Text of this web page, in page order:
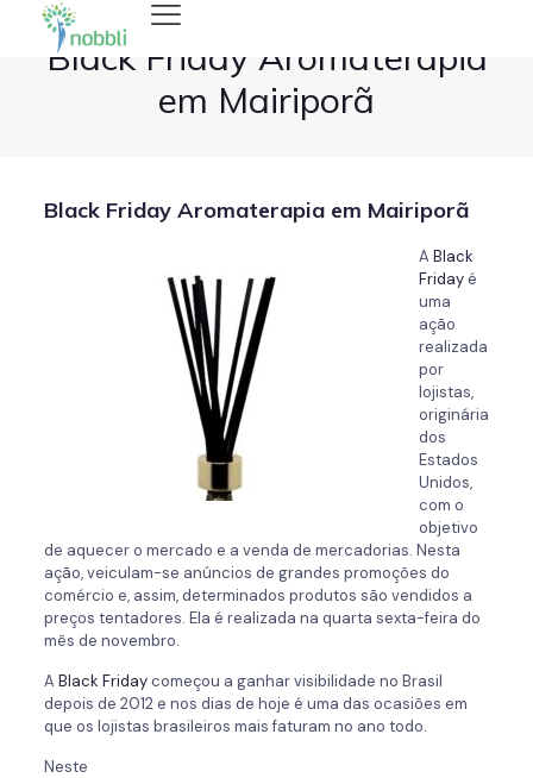
Black Friday Aromaterapia
em Mairiporã
Black Friday Aromaterapia em Mairiporã
A Black
Fridayé
uma
ação
realizada
por
lojistas,
originária
dos
Estados
Unidos,
com o
objetivo
de aquecer o mercado e a venda de mercadorias. Nesta
ação, veiculam-se anúncios de grandes promoções do
comércio e, assim, determinados produtos são vendidos a
preços tentadores. Ela é realizada na quarta sexta-feira do
mês de novembro.
A Black Fridaycomeçou a ganhar visibilidade no Brasil
depois de 2012 e nos dias de hoje é uma das ocasiões em
que os lojistas brasileiros mais faturam no ano todo.
Neste